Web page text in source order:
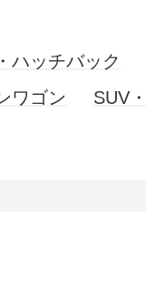
ハッチバック
ワゴン
SUV